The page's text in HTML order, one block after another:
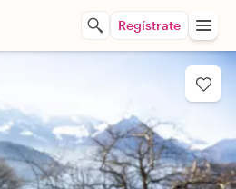
Regístrate